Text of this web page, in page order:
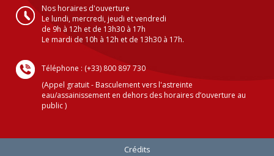
Nos horaires d'ouverture
Le lundi, mercredi, jeudi et vendredi
de 9h à 12h et de 13h30 à 17h
Le mardi de 10h à 12h et de 13h30 à 17h.
Téléphone : (+33) 800 897 730
(Appel gratuit - Basculement vers l'astreinte
eau/assainissement en dehors des horaires d’ouverture au
public )
Crédits